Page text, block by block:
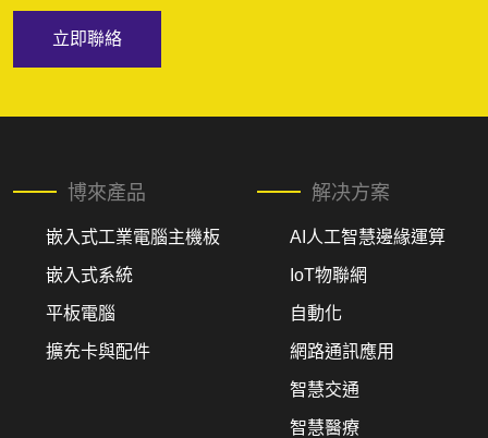
立即聯絡
博來產品
嵌入式工業電腦主機板
嵌入式系統
平板電腦
擴充卡與配件
解决方案
AI人工智慧邊緣運算
IoT物聯網
自動化
網路通訊應用
智慧交通
智慧醫療